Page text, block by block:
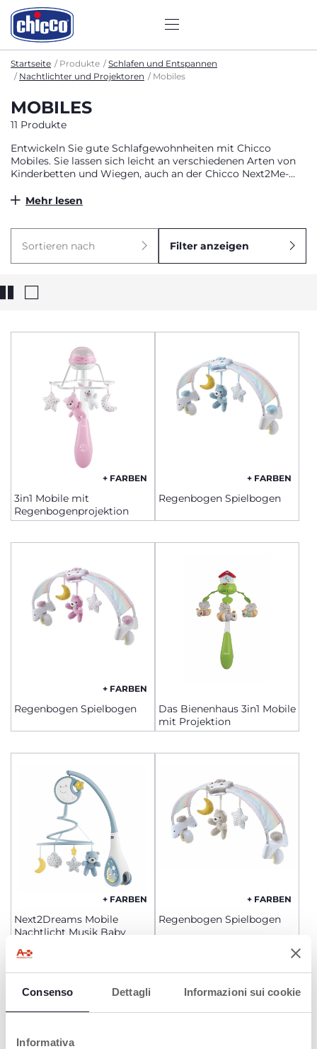
Consenso Dettagli Informazioni sui cookie
Informativa
Startseite Produkte
Schlafen und Entspannen
Nachtlichter und Projektoren
Mobiles
MOBILES
11 Produkte
Entwickeln Sie gute Schlafgewohnheiten mit Chicco
Mobiles. Sie lassen sich leicht an verschiedenen Arten von
Kinderbetten und Wiegen, auch an der Chicco Next2Me-
klassische und New Age-Musik, Weiß- und Naturgeräusche
Mehr lesen
Sortieren nach Filter anzeigen
+ FARBEN
3in1 Mobile mit
Regenbogenprojektion
+ FARBEN
Regenbogen Spielbogen
+ FARBEN
Regenbogen Spielbogen
Das Bienenhaus 3in1 Mobile
mit Projektion
+ FARBEN
Next2Dreams Mobile
Nachtlicht Musik Baby
+ FARBEN
Regenbogen Spielbogen